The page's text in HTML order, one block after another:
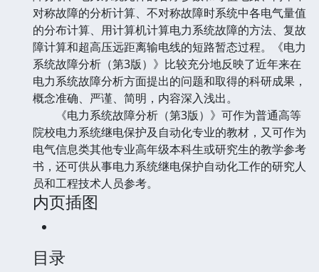
对称故障的分析计算、不对称故障时系统中各电气量值
的分布计算、用计算机计算电力系统故障的方法、复故
障计算和超高压远距离输电线的短路暂态过程。《电力
系统故障分析（第3版）》比较充分地反映了近年来在
电力系统故障分析方面提出的问题和取得的科研成果，
概念准确、严谨、简明，内容深入浅出。
《电力系统故障分析（第3版）》可作为普通高等
院校电力系统继电保护及自动化专业的教材，又可作为
电气信息类其他专业高年级本科生或研究生的教学参考
书，还可供从事电力系统继电保护自动化工作的研究人
员和工程技术人员参考。
内页插图
目录